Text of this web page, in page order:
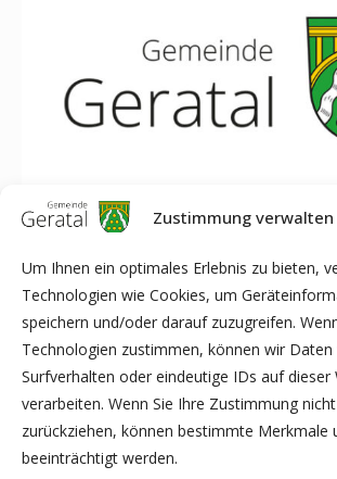
Zustimmung verwalten
Um Ihnen ein optimales Erlebnis zu bieten,
Technologien wie Cookies, um
speichern und/oder darauf zuzugreifen.
Technologien zustimmen, können wir Daten
Surfverhalten oder eindeutige IDs auf dieser
verarbeiten. Wenn Sie Ihre Zustimmung
zurückziehen, können bestimmte Merkmale
beeinträchtigt werden.
DerBürgerserviceder
Geratal bleibt am Samstag,
aus betrieblichen Gründen
Ich hoffe auf Ihr
Dr. Elliger
Amtsleiter